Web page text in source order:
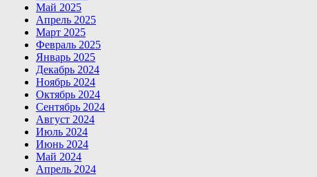
Май 2025
Апрель 2025
Март 2025
Февраль 2025
Январь 2025
Декабрь 2024
Ноябрь 2024
Октябрь 2024
Сентябрь 2024
Август 2024
Июль 2024
Июнь 2024
Май 2024
Апрель 2024